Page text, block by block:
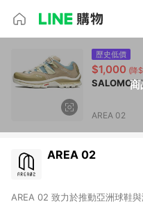
商
歷史低價
$1,000 (降
SALOMON
AREA 02
AREA 02
AREA 02 致力於推動亞洲球鞋